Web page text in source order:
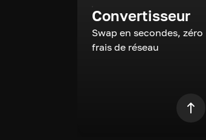
Convertisseur
Swap en secondes, zéro
frais de réseau